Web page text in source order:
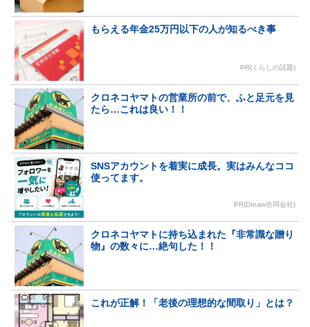
もらえる年金25万円以下の人が知るべき事
PR(くらしの話題)
クロネコヤマトの営業所の前で、ふと足元を見
たら…これは良い！！
SNSアカウントを着実に成長。実はみんなココ
使ってます。
PR(Dreaw合同会社)
クロネコヤマトに持ち込まれた『非常識な贈り
物』の数々に…絶句した！！
これが正解！「老後の理想的な間取り」とは？